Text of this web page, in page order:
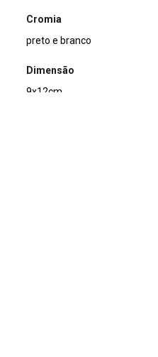
Cromia
preto e branco
Dimensão
9x12cm